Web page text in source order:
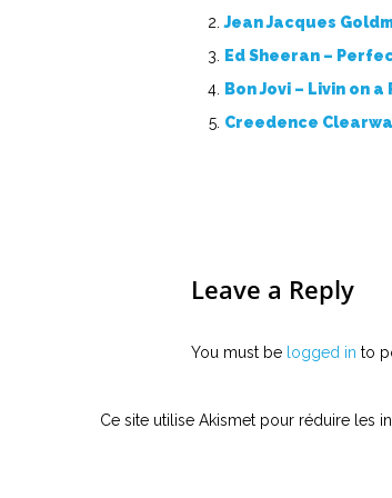
Jean Jacques
Ed Sheeran –
Bon Jovi – Livin on a
Creedence
Leave a Reply
You must be logged in to
Ce site utilise Akismet pour réduire les